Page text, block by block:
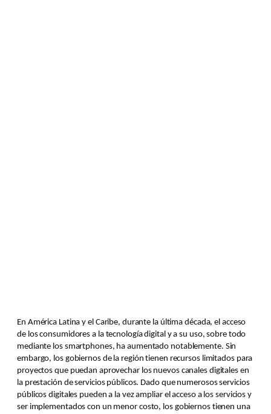
En América Latina y el Caribe, durante la última década, el acceso
de los consumidores a la tecnología digital y a su uso, sobre todo
mediante los smartphones, ha aumentado notablemente. Sin
embargo, los gobiernos de la región tienen recursos limitados para
proyectos que puedan aprovechar los nuevos canales digitales en
la prestación de servicios públicos. Dado que numerosos servicios
públicos digitales pueden a la vez ampliar el acceso a los servicios y
ser implementados con un menor costo, los gobiernos tienen una